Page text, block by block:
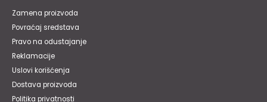
Zamena proizvoda
Povraćaj sredstava
Pravo na odustajanje
Reklamacije
Uslovi korišćenja
Dostava proizvoda
Politika privatnosti